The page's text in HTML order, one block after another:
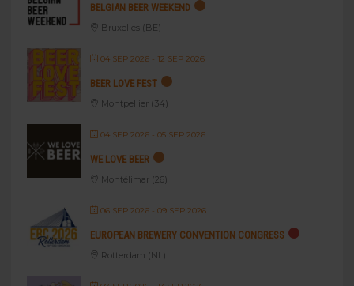
BELGIAN BEER WEEKEND
Bruxelles (BE)
04 SEP 2026- 12 SEP 2026
BEER LOVE FEST
Montpellier (34)
04 SEP 2026- 05 SEP 2026
WE LOVE BEER
Montélimar (26)
06 SEP 2026- 09 SEP 2026
EUROPEAN BREWERY CONVENTION CONGRESS
Rotterdam (NL)